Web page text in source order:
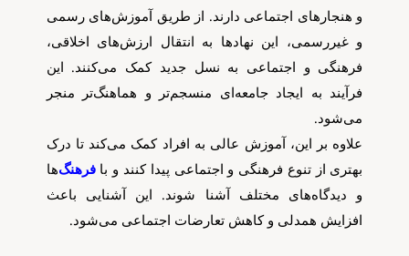
و هنجارهای اجتماعی دارند. از طریق آموزش‌های رسمی
و غیررسمی، این نهادها به انتقال ارزش‌های اخلاقی،
فرهنگی و اجتماعی به نسل جدید کمک می‌کنند. این
فرآیند به ایجاد جامعه‌ای منسجم‌تر و هماهنگ‌تر منجر
می‌شود.
علاوه بر این، آموزش عالی به افراد کمک می‌کند تا درک
بهتری از تنوع فرهنگی و اجتماعی پیدا کنند و بافرهنگ‌ها
و دیدگاه‌های مختلف آشنا شوند. این آشنایی باعث
افزایش همدلی و کاهش تعارضات اجتماعی می‌شود.